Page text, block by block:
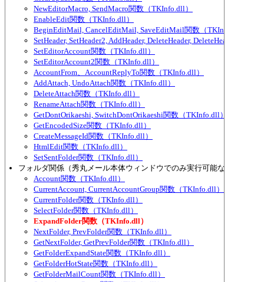
NewEditorMacro, SendMacro関数（TKInfo.dll）
EnableEdit関数（TKInfo.dll）
BeginEditMail, CancelEditMail, SaveEditMail関数（TKInfo.dll）
SetHeader, SetHeader2, AddHeader, DeleteHeader, DeleteHeader2,
SetEditorAccount関数（TKInfo.dll）
SetEditorAccount2関数（TKInfo.dll）
AccountFrom、AccountReplyTo関数（TKInfo.dll）
AddAttach, UndoAttach関数（TKInfo.dll）
DeleteAttach関数（TKInfo.dll）
RenameAttach関数（TKInfo.dll）
GetDontOrikaeshi, SwitchDontOrikaeshi関数（TKInfo.dll）
GetEncodedSize関数（TKInfo.dll）
CreateMessageId関数（TKInfo.dll）
HtmlEdit関数（TKInfo.dll）
SetSentFolder関数（TKInfo.dll）
フォルダ関係（秀丸メール本体ウィンドウでのみ実行可能な物が多い）
Account関数（TKInfo.dll）
CurrentAccount, CurrentAccountGroup関数（TKInfo.dll）
CurrentFolder関数（TKInfo.dll）
SelectFolder関数（TKInfo.dll）
ExpandFolder関数（TKInfo.dll）
NextFolder, PrevFolder関数（TKInfo.dll）
GetNextFolder, GetPrevFolder関数（TKInfo.dll）
GetFolderExpandState関数（TKInfo.dll）
GetFolderHotState関数（TKInfo.dll）
GetFolderMailCount関数（TKInfo.dll）